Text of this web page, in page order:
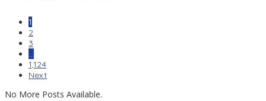
1
2
3
…
1,124
Next
No More Posts Available.